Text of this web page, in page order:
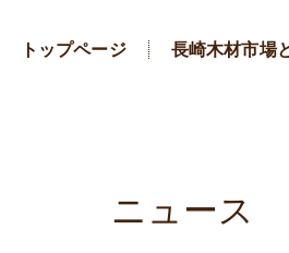
トップページ 長崎木材市場
ニュース